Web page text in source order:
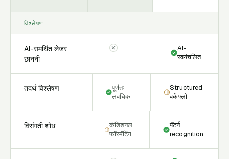
विश्लेषण
AI-समर्थित लेजर
छाननी
AI-
स्वयंचलित
तदर्थ विश्लेषण
पूर्णतः
लवचिक
Structured
वर्कफ्लो
विसंगती शोध
कंडिशनल
फॉरमॅटिंग
पॅटर्न
recognition